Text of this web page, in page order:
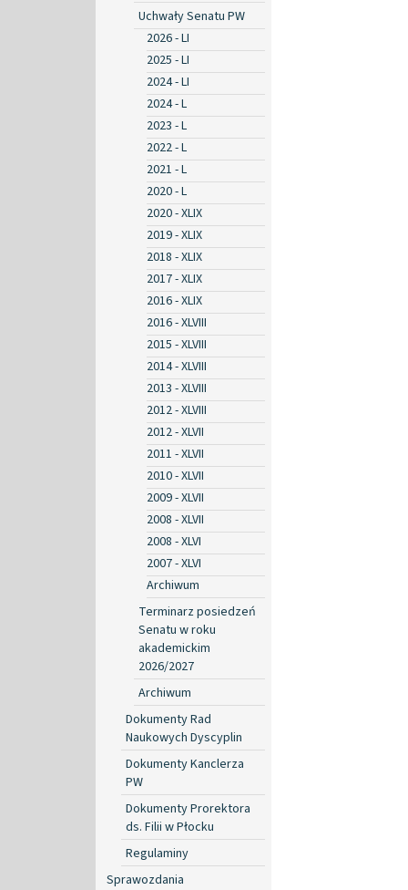
Uchwały Senatu PW
2026 - LI
2025 - LI
2024 - LI
2024 - L
2023 - L
2022 - L
2021 - L
2020 - L
2020 - XLIX
2019 - XLIX
2018 - XLIX
2017 - XLIX
2016 - XLIX
2016 - XLVIII
2015 - XLVIII
2014 - XLVIII
2013 - XLVIII
2012 - XLVIII
2012 - XLVII
2011 - XLVII
2010 - XLVII
2009 - XLVII
2008 - XLVII
2008 - XLVI
2007 - XLVI
Archiwum
Terminarz posiedzeń
Senatu w roku
akademickim
2026/2027
Archiwum
Dokumenty Rad
Naukowych Dyscyplin
Dokumenty Kanclerza
PW
Dokumenty Prorektora
ds. Filii w Płocku
Regulaminy
Sprawozdania